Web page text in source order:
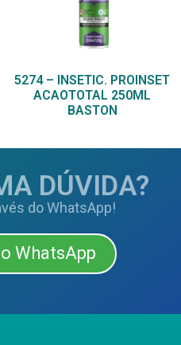
5274 – INSETIC. PROINSET
ACAOTOTAL 250ML
BASTON
DÚVIDA?
do WhatsApp!
WhatsApp